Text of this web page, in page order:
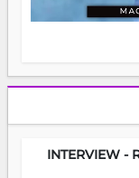
INTERVIEW -